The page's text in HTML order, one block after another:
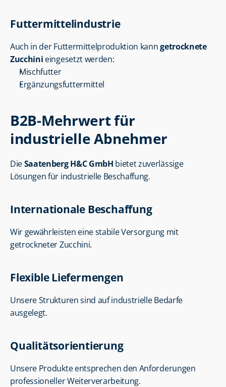
Futtermittelindustrie
Auch in der Futtermittelproduktion kann getrocknete
Zucchini eingesetzt werden:
Mischfutter
Ergänzungsfuttermittel
B2B-Mehrwert für
industrielle Abnehmer
Die Saatenberg H&C GmbH bietet zuverlässige
Lösungen für industrielle Beschaffung.
Internationale Beschaffung
Wir gewährleisten eine stabile Versorgung mit
getrockneter Zucchini.
Flexible Liefermengen
Unsere Strukturen sind auf industrielle Bedarfe
ausgelegt.
Qualitätsorientierung
Unsere Produkte entsprechen den Anforderungen
professioneller Weiterverarbeitung.